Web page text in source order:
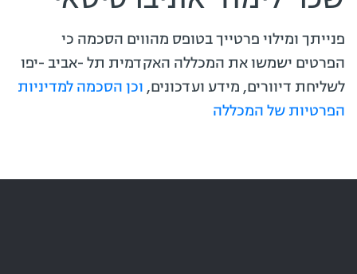
פנייתך ומילוי פרטייך בטופס מהווים הסכמה כי
הפרטים ישמשו את המכללה האקדמית תל -אביב -יפו
לשליחת דיוורים, מידע ועדכונים, וכן הסכמה למדיניות
הפרטיות של המכללה